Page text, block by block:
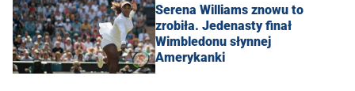
Serena Williams znowu to
zrobiła. Jedenasty finał
Wimbledonu słynnej
Amerykanki